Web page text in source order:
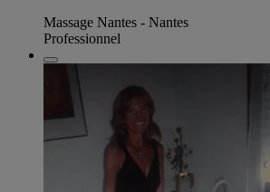
Massage Nantes - Nantes
Professionnel